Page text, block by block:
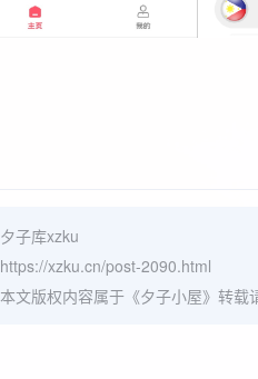
夕子库xzku
https://xzku.cn/post-2090.html
本文版权内容属于《夕子小屋》转载